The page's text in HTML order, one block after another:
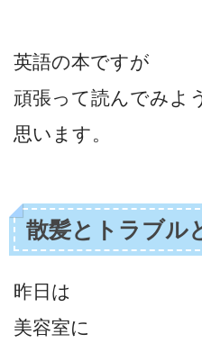
英語の本ですが
頑張って読んでみよ
思います。
散髪とトラブル
昨日は
美容室に